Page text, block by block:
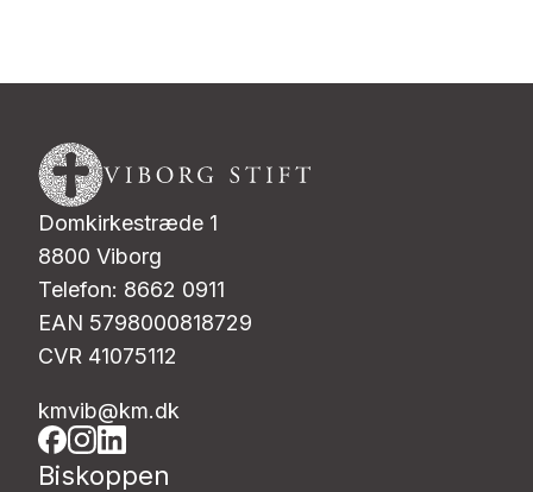
Domkirkestræde 1
8800 Viborg
Telefon: 8662 0911
EAN 5798000818729
CVR 41075112
kmvib@km.dk
Biskoppen